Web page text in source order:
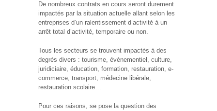
De nombreux contrats en cours seront durement
impactés par la situation actuelle allant selon les
entreprises d’un ralentissement d’activité à un
arrêt total d’activité, temporaire ou non.
Tous les secteurs se trouvent impactés à des
degrés divers : tourisme, évènementiel, culture,
juridiciaire, éducation, formation, restauration, e-
commerce, transport, médecine libérale,
restauration scolaire…
Pour ces raisons, se pose la question des